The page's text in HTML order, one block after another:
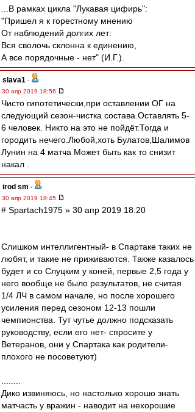
...В рамках цикла "Лукавая цифирь":
"Пришел я к горестному мнению
От наблюдений долгих лет:
Вся сволочь склонна к единению,
А все порядочные - нет" (И.Г.).
slava1 -
30 апр 2019 18:56
Чисто гипотетически,при оставлении ОГ на
следующий сезон-чистка состава.Оставлять 5-
6 человек. Никто на это не пойдёт.Тогда и
городить нечего.Любой,хоть Булатов,Шалимов
Лунин на 4 матча Может быть как то снизит
накал .
irod sm -
30 апр 2019 18:45
# Spartach1975 » 30 апр 2019 18:20
Слишком интеллигентный- в Спартаке таких не
любят, и такие не приживаются. Также казалось
будет и со Слуцким у коней, первые 2,5 года у
него вообще не было результатов, не считая
1/4 ЛЧ в самом начале, но после хорошего
усиления перед сезоном 12-13 пошли
чемпионства. Тут чутье должно подсказать
руководству, если его нет- спросите у
Ветеранов, они у Спартака как родители-
плохого не посоветуют)
Дико извиняюсь, но настолько хорошо знать
матчасть у вражин - наводит на нехорошие